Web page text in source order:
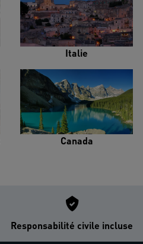
Italie
Canada
Responsabilité civile incluse